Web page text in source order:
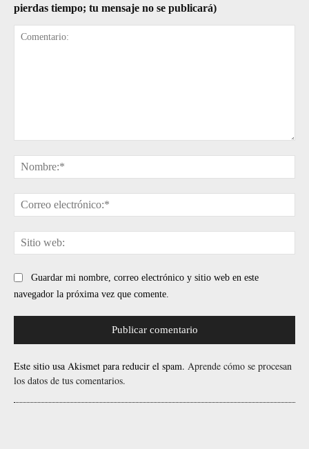
pierdas tiempo; tu mensaje no se publicará)
Guardar mi nombre, correo electrónico y sitio web en este
navegador la próxima vez que comente.
Este sitio usa Akismet para reducir el spam. Aprende cómo se procesan
los datos de tus comentarios.